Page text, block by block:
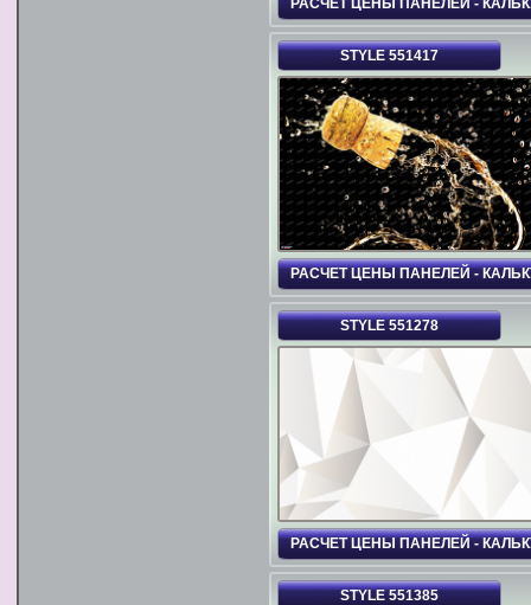
STYLE 551417
РАСЧЕТ ЦЕНЫ ПАНЕЛЕЙ -
STYLE 551278
РАСЧЕТ ЦЕНЫ ПАНЕЛЕЙ -
STYLE 551385